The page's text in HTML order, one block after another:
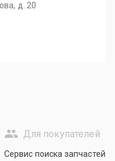
д. 20
Для покупателей
Сервис поиска запчастей